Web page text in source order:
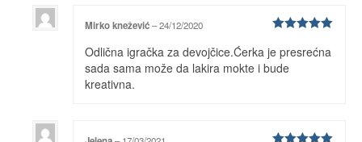
sa5od 5
Mirko knežević–24/12/2020
Odlična igračka za devojčice.Ćerka je presrećna
sada sama može da lakira mokte i bude
kreativna.